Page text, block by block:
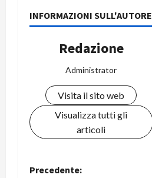
INFORMAZIONI SULL'AUTORE
Redazione
Administrator
Visita il sito web
Visualizza tutti gli
articoli
Precedente: